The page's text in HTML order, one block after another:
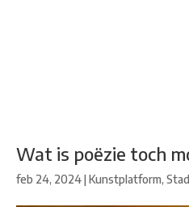
Wat is poëzie toch
feb 24, 2024|Kunstplatform,